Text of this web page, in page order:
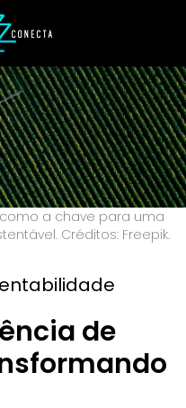
a chave para uma
Créditos: Freepik.
de